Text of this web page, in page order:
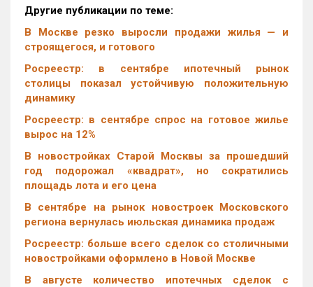
Другие публикации по теме:
В Москве резко выросли продажи жилья — и
строящегося, и готового
Росреестр: в сентябре ипотечный рынок
столицы показал устойчивую положительную
динамику
Росреестр: в сентябре спрос на готовое жилье
вырос на 12%
В новостройках Старой Москвы за прошедший
год подорожал «квадрат», но сократились
площадь лота и его цена
В сентябре на рынок новостроек Московского
региона вернулась июльская динамика продаж
Росреестр: больше всего сделок со столичными
новостройками оформлено в Новой Москве
В августе количество ипотечных сделок с